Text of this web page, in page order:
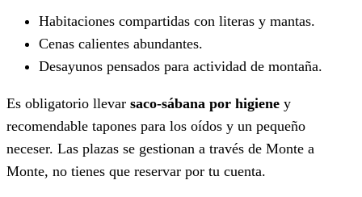
Habitaciones compartidas con literas y mantas.
Cenas calientes abundantes.
Desayunos pensados para actividad de montaña.
Es obligatorio llevar saco-sábana por higiene y
recomendable tapones para los oídos y un pequeño
neceser. Las plazas se gestionan a través de Monte a
Monte, no tienes que reservar por tu cuenta.